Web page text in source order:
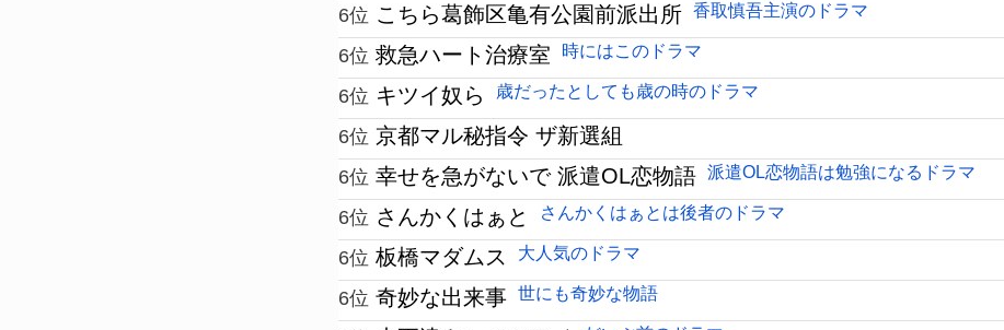
6位 こちら葛飾区亀有公園前派出所 香取慎吾主演のドラマ
6位 救急ハート治療室 時にはこのドラマ
6位 キツイ奴ら 歳だったとしても歳の時のドラマ
6位 京都マル秘指令 ザ新選組
6位 幸せを急がないで 派遣OL恋物語 派遣OL恋物語は勉強になるドラマ
6位 さんかくはぁと さんかくはぁとは後者のドラマ
6位 板橋マダムス 大人気のドラマ
6位 奇妙な出来事 世にも奇妙な物語